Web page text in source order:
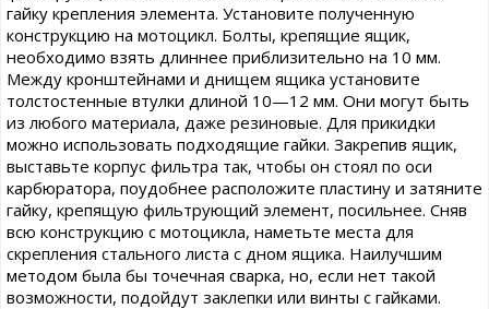
гайку крепления элемента. Установите полученную
конструкцию на мотоцикл. Болты, крепящие ящик,
необходимо взять длиннее приблизительно на 10 мм.
Между кронштейнами и днищем ящика установите
толстостенные втулки длиной 10—12 мм. Они могут быть
из любого материала, даже резиновые. Для прикидки
можно использовать подходящие гайки. Закрепив ящик,
выставьте корпус фильтра так, чтобы он стоял по оси
карбюратора, поудобнее расположите пластину и затяните
гайку, крепящую фильтрующий элемент, посильнее. Сняв
всю конструкцию с мотоцикла, наметьте места для
скрепления стального листа с дном ящика. Наилучшим
методом была бы точечная сварка, но, если нет такой
возможности, подойдут заклепки или винты с гайками.